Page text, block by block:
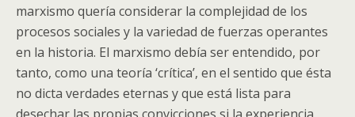
marxismo quería considerar la complejidad de los
procesos sociales y la variedad de fuerzas operantes
en la historia. El marxismo debía ser entendido, por
tanto, como una teoría ‘crítica’, en el sentido que ésta
no dicta verdades eternas y que está lista para